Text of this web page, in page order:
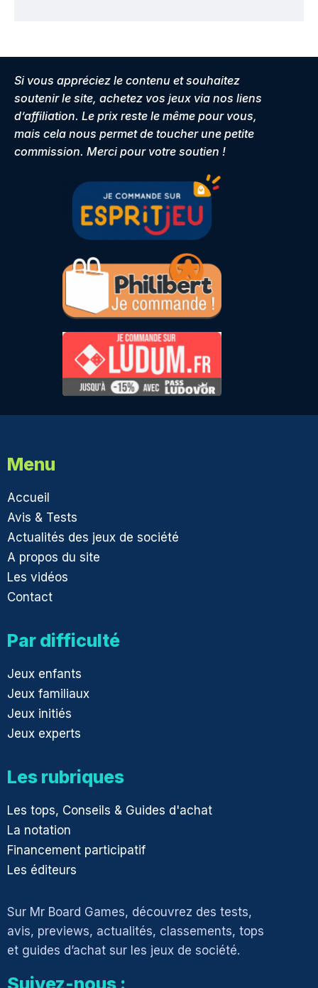
Si vous appréciez le contenu et souhaitez
soutenir le site, achetez vos jeux via nos liens
d’affiliation. Le prix reste le même pour vous,
mais cela nous permet de toucher une petite
commission. Merci pour votre soutien !
Menu
Accueil
Avis & Tests
Actualités des jeux de société
A propos du site
Les vidéos
Contact
Par difficulté
Jeux enfants
Jeux familiaux
Jeux initiés
Jeux experts
Les rubriques
Les tops, Conseils & Guides d'achat
La notation
Financement participatif
Les éditeurs
Sur Mr Board Games, découvrez des tests,
avis, previews, actualités, classements, tops
et guides d’achat sur les jeux de société.
Suivez-nous :